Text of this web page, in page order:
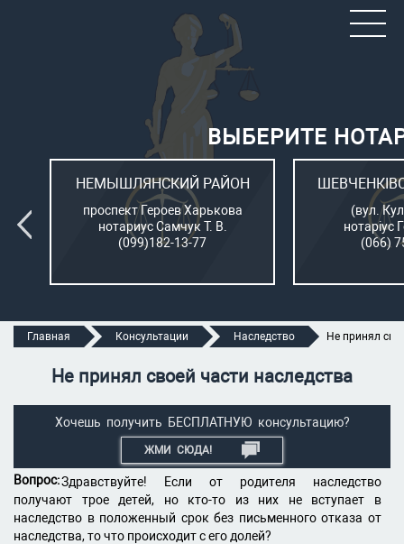
ВЫБЕРИТЕ
НЕМЫШЛЯНСКИЙ РАЙОН
проспект Героев Харькова
нотариус Самчук Т. В.
(099)182-13-77
(вул.
нотаріус
(066)
Главная Консультации Наследство Не принял
Не принял своей части наследства
Хочешь получить БЕСПЛАТНУЮ консультацию?
ЖМИ СЮДА!
Вопрос:Здравствуйте! Если от родителя наследство
получают трое детей, но кто-то из них не вступает в
наследство в положенный срок без письменного отказа от
наследства, то что происходит с его долей?